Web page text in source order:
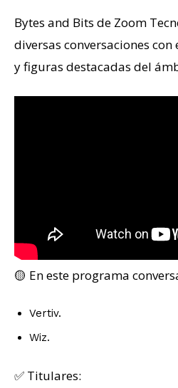
Bytes and Bits de Zoom
diversas conversaciones
y figuras destacadas del
🟡 En este programa
Vertiv.
Wiz.
✅ Titulares: